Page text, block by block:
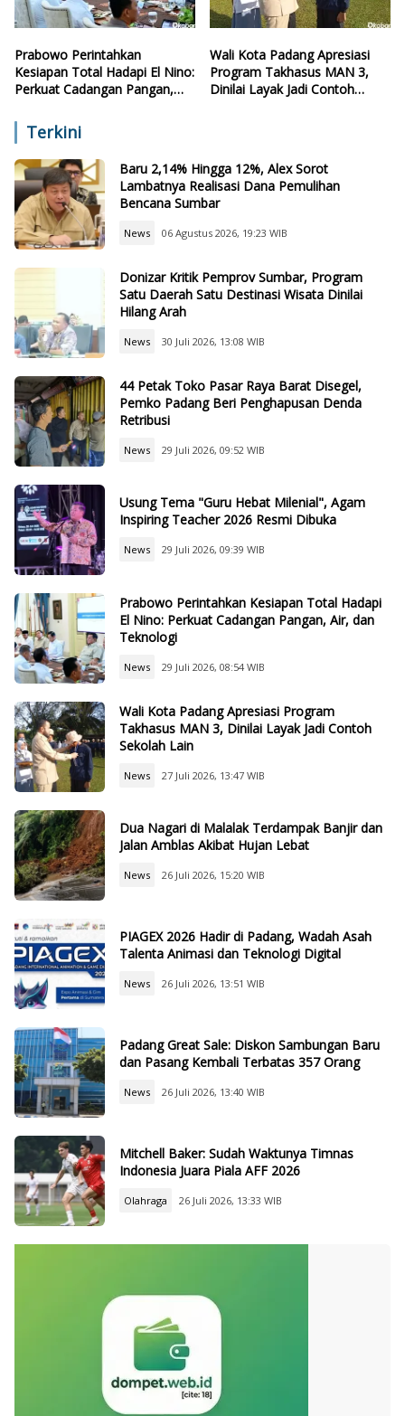
Prabowo Perintahkan
Kesiapan Total Hadapi El Nino:
Perkuat Cadangan Pangan,
Wali Kota Padang Apresiasi
Program Takhasus MAN 3,
Dinilai Layak Jadi Contoh
Terkini
Baru 2,14% Hingga 12%, Alex Sorot
Lambatnya Realisasi Dana Pemulihan
Bencana Sumbar
News 06 Agustus 2026, 19:23 WIB
Donizar Kritik Pemprov Sumbar, Program
Satu Daerah Satu Destinasi Wisata Dinilai
Hilang Arah
News 30 Juli 2026, 13:08 WIB
44 Petak Toko Pasar Raya Barat Disegel,
Pemko Padang Beri Penghapusan Denda
Retribusi
News 29 Juli 2026, 09:52 WIB
Usung Tema "Guru Hebat Milenial", Agam
Inspiring Teacher 2026 Resmi Dibuka
News 29 Juli 2026, 09:39 WIB
Prabowo Perintahkan Kesiapan Total Hadapi
El Nino: Perkuat Cadangan Pangan, Air, dan
Teknologi
News 29 Juli 2026, 08:54 WIB
Wali Kota Padang Apresiasi Program
Takhasus MAN 3, Dinilai Layak Jadi Contoh
Sekolah Lain
News 27 Juli 2026, 13:47 WIB
Dua Nagari di Malalak Terdampak Banjir dan
Jalan Amblas Akibat Hujan Lebat
News 26 Juli 2026, 15:20 WIB
PIAGEX 2026 Hadir di Padang, Wadah Asah
Talenta Animasi dan Teknologi Digital
News 26 Juli 2026, 13:51 WIB
Padang Great Sale: Diskon Sambungan Baru
dan Pasang Kembali Terbatas 357 Orang
News 26 Juli 2026, 13:40 WIB
Mitchell Baker: Sudah Waktunya Timnas
Indonesia Juara Piala AFF 2026
Olahraga 26 Juli 2026, 13:33 WIB